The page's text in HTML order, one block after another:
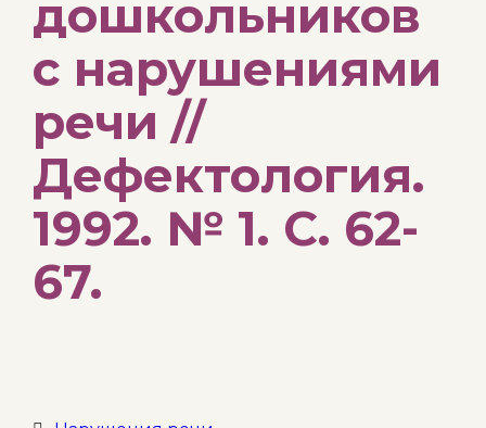
дошкольников
с нарушениями
речи //
Дефектология.
1992. № 1. С. 62-
67.